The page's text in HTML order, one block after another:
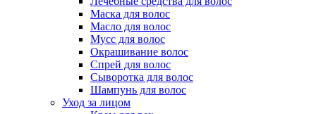
Маска для волос
Масло для волос
Мусс для волос
Окрашивание волос
Спрей для волос
Сыворотка для волос
Шампунь для волос
Уход за лицом